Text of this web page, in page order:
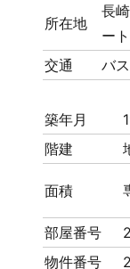
所在地
長
ート
交通
バ
築年月
階建
面積
部屋番号
物件番号